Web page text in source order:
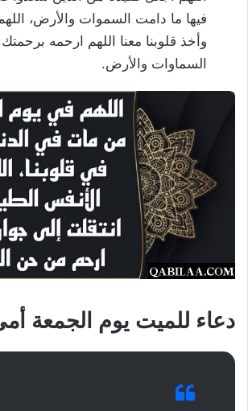
فيها ما دامت السموات والأرض،
وأخذ قلوبنا معنا اللهم ارحمه
السماوات والأرض.
دعاء للميت يوم الجمعة